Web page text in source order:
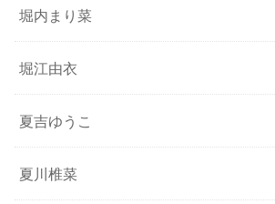
堀内まり菜
堀江由衣
夏吉ゆうこ
夏川椎菜